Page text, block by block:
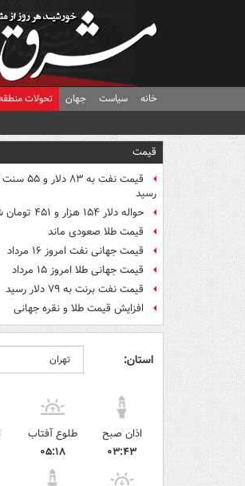
خانه سیاست جهان تحولات
قیمت
قیمت نفت
رسید
حواله دلار ۱۵۴ هزار و ۴۵۱ تومان شد
قیمت طلا صعودی ماند
قیمت جهانی نفت امروز ۱۶ مرداد
قیمت جهانی طلا امروز ۱۵ مرداد
قیمت نفت برنت به ۷۹ دلار رسید
افزایش قیمت طلا و نقره جهانی
استان:
اذان صبح
۰۳:۴۳
طلوع آفتاب
۰۵:۱۸